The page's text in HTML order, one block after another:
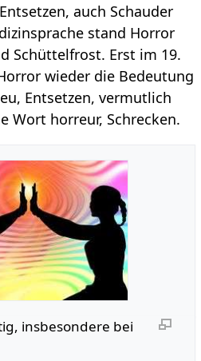
auch Schauder
stand Horror
Schüttelfrost. Erst im 19.
wieder die Bedeutung
Entsetzen, vermutlich
Wort horreur, Schrecken.
insbesondere bei